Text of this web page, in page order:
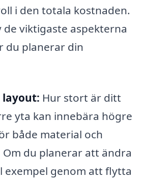
i den totala kostnaden.
de viktigaste aspekterna
du planerar din
layout: Hur stort är ditt
yta kan innebära högre
både material och
du planerar att ändra
exempel genom att flytta